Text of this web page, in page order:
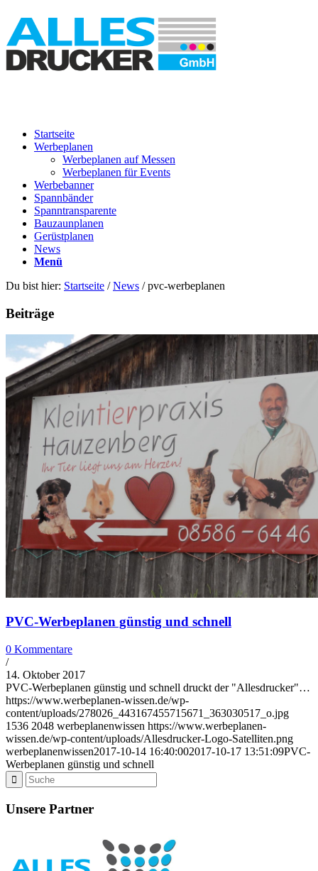
Startseite
Werbeplanen
Werbeplanen auf Messen
Werbeplanen für Events
Werbebanner
Spannbänder
Spanntransparente
Bauzaunplanen
Gerüstplanen
News
Menü
Du bist hier: Startseite / News / pvc-werbeplanen
Beiträge
PVC-Werbeplanen günstig und schnell
0 Kommentare
/
14. Oktober 2017
PVC-Werbeplanen günstig und schnell druckt der "Allesdrucker"…
https://www.werbeplanen-wissen.de/wp-
content/uploads/278026_443167455715671_363030517_o.jpg
1536 2048 werbeplanenwissen https://www.werbeplanen-
wissen.de/wp-content/uploads/Allesdrucker-Logo-Satelliten.png
werbeplanenwissen2017-10-14 16:40:002017-10-17 13:51:09PVC-
Werbeplanen günstig und schnell
Unsere Partner